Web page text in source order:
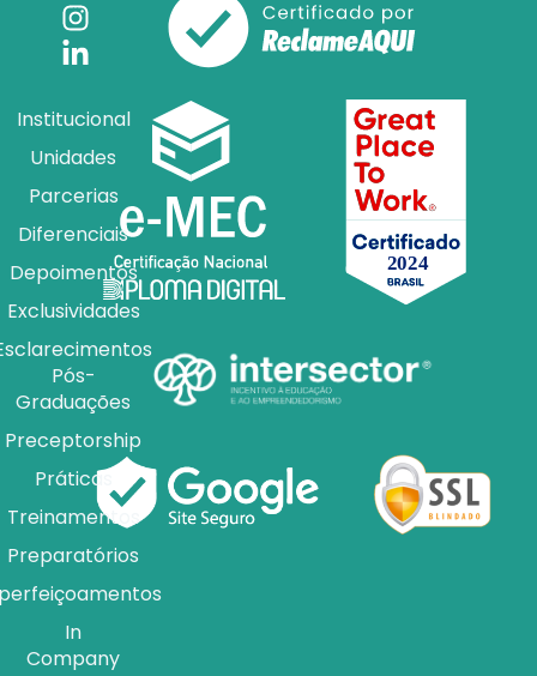
Institucional
Unidades
Parcerias
Diferenciais
Depoimentos
Exclusividades
Pós-
Graduações
Preceptorship
Práticas
Treinamentos
Preparatórios
In
Company